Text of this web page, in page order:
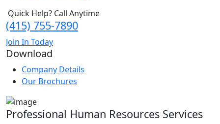
Quick Help? Call Anytime
(415) 755-7890
Join In Today
Download
Company Details
Our Brochures
Professional Human Resources Services